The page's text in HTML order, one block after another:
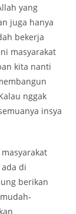
yang
juga hanya
bekerja
masyarakat
kita nanti
nggak
insya
di
berikan